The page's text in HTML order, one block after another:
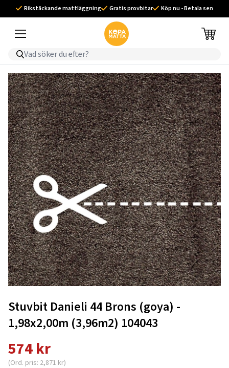
Rikstäckande mattläggning Gratis provbitar Köp nu - Betala sen
Stuvbit Danieli 44 Brons (goya) -
1,98x2,00m (3,96m2) 104043
574 kr
(Ord. pris: 2,871 kr)